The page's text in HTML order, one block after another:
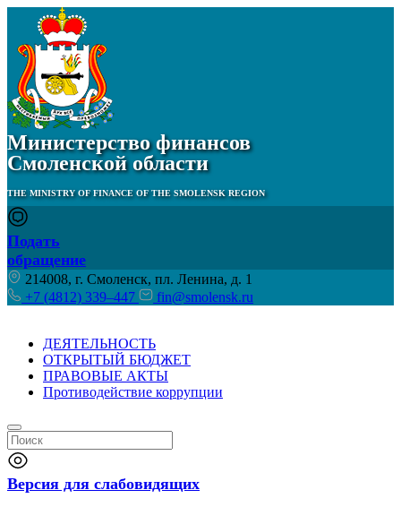
Министерство финансов
Смоленской области
THE MINISTRY OF FINANCE OF THE SMOLENSK REGION
Подать
обращение
214008, г. Смоленск, пл. Ленина, д. 1
+7 (4812) 339–447
fin@smolensk.ru
ДЕЯТЕЛЬНОСТЬ
ОТКРЫТЫЙ БЮДЖЕТ
ПРАВОВЫЕ АКТЫ
Противодействие коррупции
Версия для слабовидящих